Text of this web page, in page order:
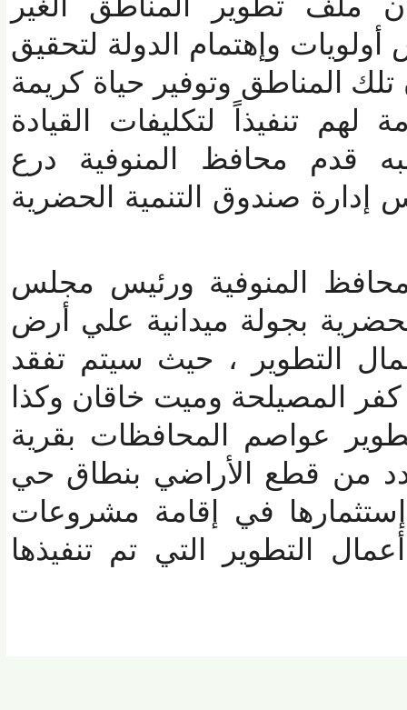
وإهتمام الدولة لتحقيق
المناطق وتوفير حياة كريمة
تنفيذاً لتكليفات القيادة
قدم محافظ المنوفية درع
صندوق التنمية الحضرية
المنوفية ورئيس مجلس
بجولة ميدانية علي أرض
التطوير ، حيث سيتم تفقد
المصيلحة وميت خاقان وكذا
عواصم المحافظات بقرية
من قطع الأراضي بنطاق حي
في إقامة مشروعات
التطوير التي تم تنفيذها